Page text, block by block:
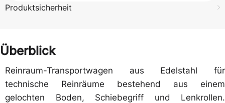
Produktsicherheit
Überblick
Reinraum-Transportwagen aus Edelstahl für
technische Reinräume bestehend aus einem
gelochten Boden, Schiebegriff und Lenkrollen.